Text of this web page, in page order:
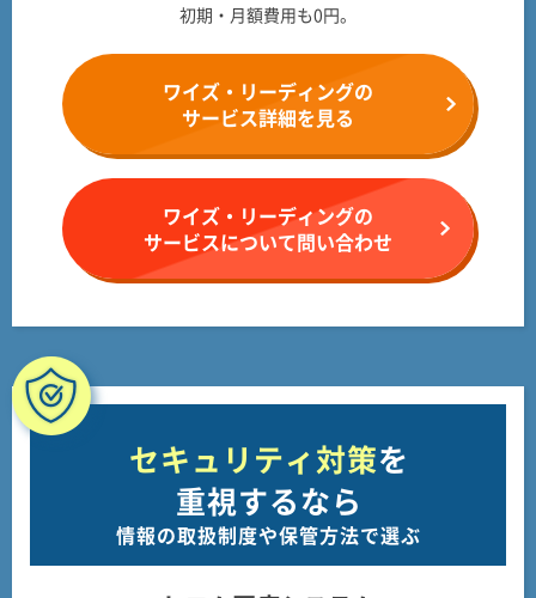
初期・月額費用も0円。
ワイズ・リーディングの
サービス詳細を見る
ワイズ・リーディングの
サービスについて問い合わせ
セキュリティ対策を
重視するなら
情報の取扱制度や保管方法で選ぶ